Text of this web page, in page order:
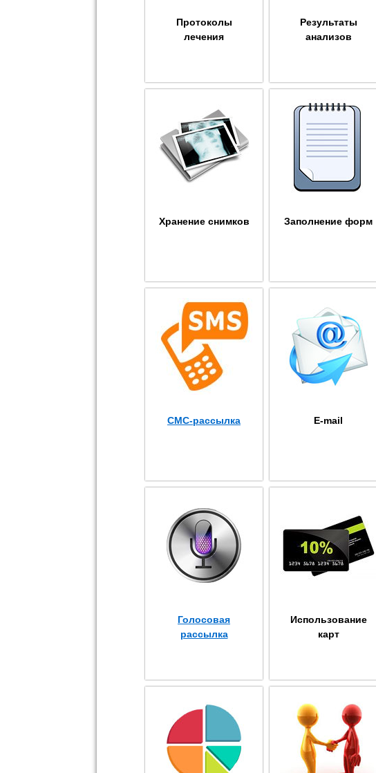
Протоколы
лечения
Результаты
анализов
Хранение снимков Заполнение форм
СМС-рассылка E-mail
Голосовая
рассылка
Использование
карт